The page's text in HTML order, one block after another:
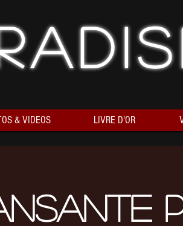
& VIDEOS LIVRE D'OR